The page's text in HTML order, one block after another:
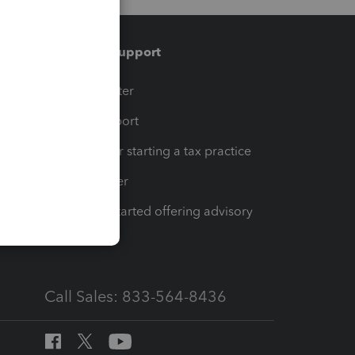
Training & support
Training Center
Learn & Support
Resources for starting a tax practice
Tax Pro Center
How to get started offering advisory
Call Sales: 833-564-8436